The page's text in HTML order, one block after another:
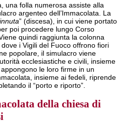
una folla numerosa assiste alla
argenteo dell’Immacolata. La
” (discesa), in cui viene portato
poi procedere lungo Corso
quindi raggiunta la colonna
i Vigili del Fuoco offrono fiori
popolare, il simulacro viene
ecclesiastiche e civili, insieme
le loro firme in un
insieme ai fedeli, riprende
il “porto e riporto”.
della chiesa di